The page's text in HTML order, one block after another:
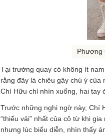
Phương
Tại trường quay có không ít
rằng đây là chiêu gây chú ý của
Chí Hữu chỉ nhìn xuống, hai tay
Trước những nghi ngờ này, Chí
“thiếu vải” nhất của cô từ khi
nhưng lúc biểu diễn, nhìn thấy